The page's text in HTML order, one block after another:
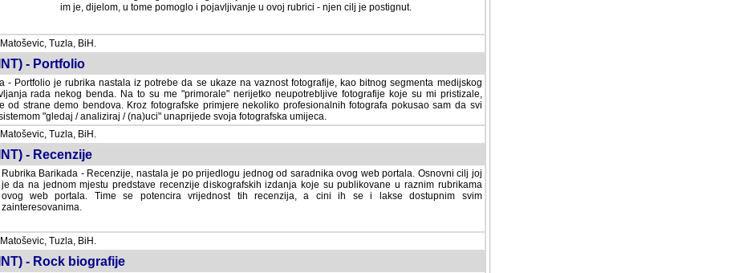
je, dijelom, u tome pomoglo i pojavljivanje u ovoj rubrici - njen cilj je postignut.
Tuzla, BiH.
- Portfolio
- Portfolio je rubrika nastala iz potrebe da se ukaze na vaznost fotografije, kao bitnog segmenta medijskog
rada nekog benda. Na to su me "primorale" nerijetko neupotrebljive fotografije koje su mi pristizale,
od strane demo bendova. Kroz fotografske primjere nekoliko profesionalnih fotografa pokusao sam da svi
"gledaj / analiziraj / (na)uci" unaprijede svoja fotografska umijeca.
Tuzla, BiH.
- Recenzije
Rubrika Barikada - Recenzije, nastala je po prijedlogu jednog od saradnika ovog web portala. Osnovni cilj joj
je da na jednom mjestu predstave recenzije diskografskih izdanja koje su publikovane u raznim rubrikama
ovog web portala. Time se potencira vrijednost tih recenzija, a cini ih se i lakse dostupnim svim
zainteresovanima.
Tuzla, BiH.
- Rock biografije